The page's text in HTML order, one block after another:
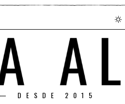
DESDE 2015